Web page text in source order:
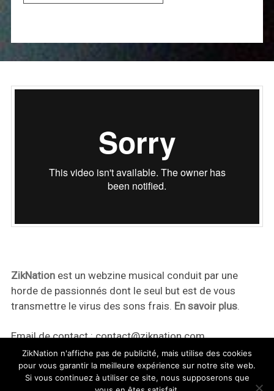
ZikNationest un webzine musical conduit par une
horde de passionnés dont le seul but est de vous
transmettre le virus des sons frais. En savoir plus.
Email de contact :contact@ziknation.com
ZikNation n'affiche pas de publicité, mais utilise des cookies
pour vous garantir la meilleure expérience sur notre site web.
Si vous continuez à utiliser ce site, nous supposerons que